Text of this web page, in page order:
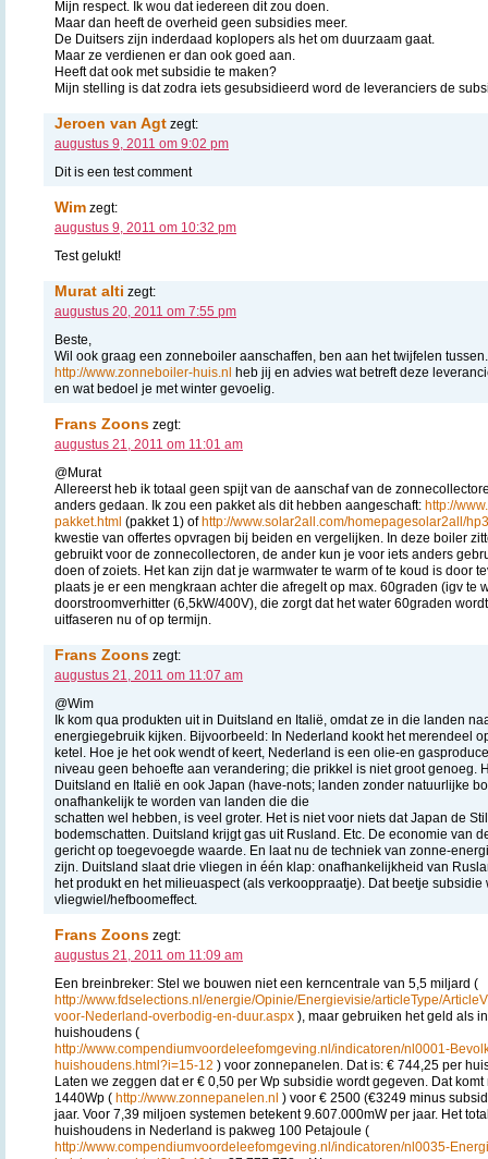
Mijn respect. Ik wou dat iedereen dit zou doen.
Maar dan heeft de overheid geen subsidies meer.
De Duitsers zijn inderdaad koplopers als het om duurzaam gaat.
Maar ze verdienen er dan ook goed aan.
Heeft dat ook met subsidie te maken?
Mijn stelling is dat zodra iets gesubsidieerd word de leveranciers de
Jeroen van Agt zegt:
augustus 9, 2011 om 9:02 pm
Dit is een test comment
Wim zegt:
augustus 9, 2011 om 10:32 pm
Test gelukt!
Murat alti zegt:
augustus 20, 2011 om 7:55 pm
Beste,
Wil ook graag een zonneboiler aanschaffen, ben aan het twijfelen
http://www.zonneboiler-huis.nl heb jij en advies wat betreft deze
en wat bedoel je met winter gevoelig.
Frans Zoons zegt:
augustus 21, 2011 om 11:01 am
@Murat
Allereerst heb ik totaal geen spijt van de aanschaf van de
anders gedaan. Ik zou een pakket als dit hebben aangeschaft: http://
pakket.html (pakket 1) ofhttp://www.solar2all.com/homepagesolar2all/
kwestie van offertes opvragen bij beiden en vergelijken. In deze boiler
gebruikt voor de zonnecollectoren, de ander kun je voor iets anders
doen of zoiets. Het kan zijn dat je warmwater te warm of te koud is door
plaats je er een mengkraan achter die afregelt op max. 60graden (igv te
doorstroomverhitter (6,5kW/400V), die zorgt dat het water 60graden
uitfaseren nu of op termijn.
Frans Zoons zegt:
augustus 21, 2011 om 11:07 am
@Wim
Ik kom qua produkten uit in Duitsland en Italië, omdat ze in die landen
energiegebruik kijken. Bijvoorbeeld: In Nederland kookt het merendeel
ketel. Hoe je het ook wendt of keert, Nederland is een olie-en
niveau geen behoefte aan verandering; die prikkel is niet groot genoeg.
Duitsland en Italië en ook Japan (have-nots; landen zonder natuurlijke
onafhankelijk te worden van landen die die
schatten wel hebben, is veel groter. Het is niet voor niets dat Japan de
bodemschatten. Duitsland krijgt gas uit Rusland. Etc. De economie van
gericht op toegevoegde waarde. En laat nu de techniek van zonne-
zijn. Duitsland slaat drie vliegen in één klap: onafhankelijkheid van
het produkt en het milieuaspect (als verkooppraatje). Dat beetje subsidie
vliegwiel/hefboomeffect.
Frans Zoons zegt:
augustus 21, 2011 om 11:09 am
Een breinbreker: Stel we bouwen niet een kerncentrale van 5,5 miljard (
http://www.fdselections.nl/energie/Opinie/Energievisie/articleType/
voor-Nederland-overbodig-en-duur.aspx ), maar gebruiken het geld als
huishoudens (
http://www.compendiumvoordeleefomgeving.nl/indicatoren/nl0001-
huishoudens.html?i=15-12 ) voor zonnepanelen. Dat is: € 744,25 per
Laten we zeggen dat er € 0,50 per Wp subsidie wordt gegeven. Dat
1440Wp ( http://www.zonnepanelen.nl ) voor € 2500 (€3249 minus
jaar. Voor 7,39 miljoen systemen betekent 9.607.000mW per jaar. Het
huishoudens in Nederland is pakweg 100 Petajoule (
http://www.compendiumvoordeleefomgeving.nl/indicatoren/nl0035-